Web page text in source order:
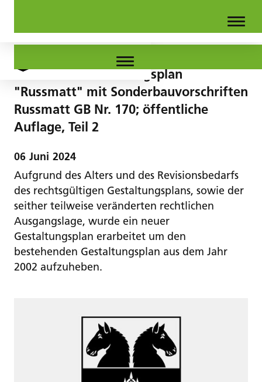
Zonen- und Gestaltungsplan
"Russmatt" mit Sonderbauvorschriften
Russmatt GB Nr. 170; öffentliche
Auflage, Teil 2
06 Juni 2024
Aufgrund des Alters und des Revisionsbedarfs
des rechtsgültigen Gestaltungsplans, sowie der
seither teilweise veränderten rechtlichen
Ausgangslage, wurde ein neuer
Gestaltungsplan erarbeitet um den
bestehenden Gestaltungsplan aus dem Jahr
2002 aufzuheben.